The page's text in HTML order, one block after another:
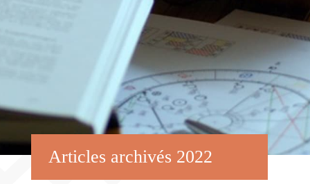
Articles archivés 2022